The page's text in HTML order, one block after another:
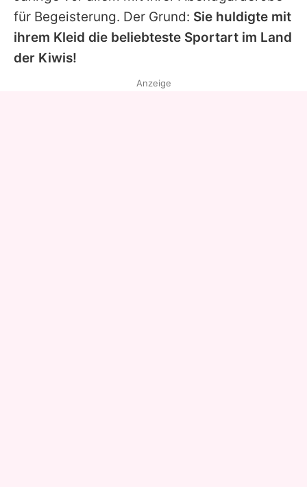
für Begeisterung. Der Grund: Sie huldigte mit
ihrem Kleid die beliebteste Sportart im Land
der Kiwis!
Anzeige